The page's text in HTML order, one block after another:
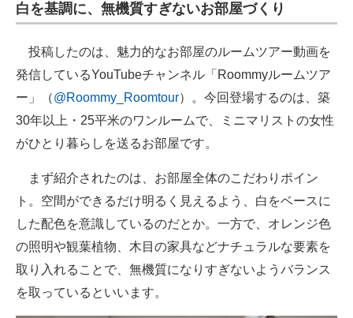
白を基調に、無機質すぎないお部屋づくり
投稿したのは、魅力的なお部屋のルームツアー動画を
発信しているYouTubeチャンネル「Roommyルームツア
ー」（@Roommy_Roomtour）。今回登場するのは、築
30年以上・25平米のワンルームで、ミニマリストの女性
がひとり暮らしを送るお部屋です。
まず紹介されたのは、お部屋全体のこだわりポイン
ト。空間ができるだけ明るく見えるよう、白をベースに
した配色を意識しているのだとか。一方で、オレンジ色
の照明や観葉植物、木目の家具などナチュラルな要素を
取り入れることで、無機質になりすぎないようバランス
を取っているといいます。